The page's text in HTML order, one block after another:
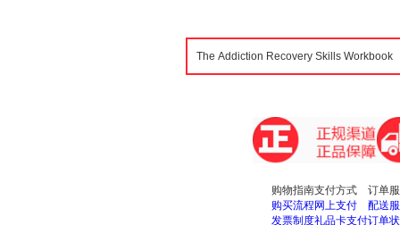
购物指南
购买流程
发票制度
支付方式
网上支付
礼品卡支付
订单
配送
订单